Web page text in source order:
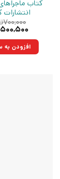
۷۰۰,۰۰۰
قیمت
بود.
۵۰۰,۵۰۰
افزودن به